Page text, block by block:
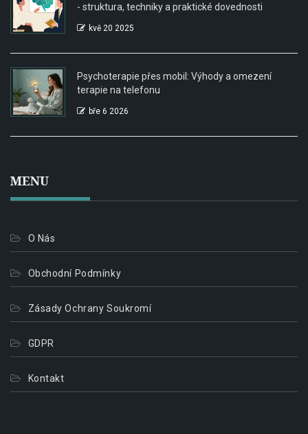
- struktura, techniky a praktické dovednosti
kvě 20 2025
Psychoterapie přes mobil: Výhody a omezení
terapie na telefonu
bře 6 2026
MENU
O Nás
Obchodní Podmínky
Zásady Ochrany Soukromí
GDPR
Kontakt